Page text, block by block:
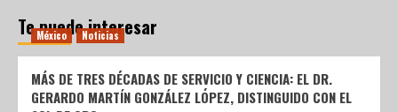
Te puede interesar
México Noticias
MÁS DE TRES DÉCADAS DE SERVICIO Y CIENCIA: EL DR.
GERARDO MARTÍN GONZÁLEZ LÓPEZ, DISTINGUIDO CON EL